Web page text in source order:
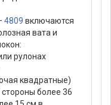
4809 включаются
вата и
рулонах
квадратные)
более 36